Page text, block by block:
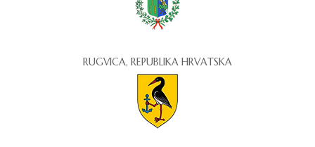
RUGVICA, REPUBLIKA HRVATSKA